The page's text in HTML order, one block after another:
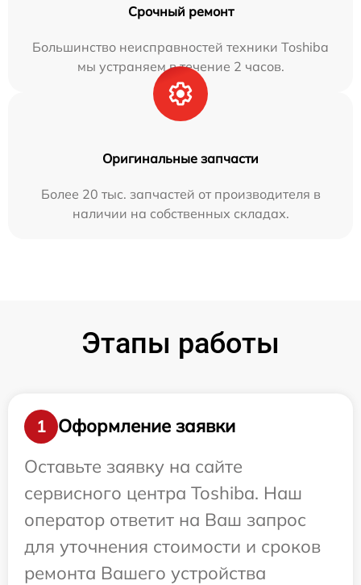
Срочный ремонт
Большинство неисправностей техники Toshiba
мы устраняем в течение 2 часов.
Оригинальные запчасти
Более 20 тыс. запчастей от производителя в
наличии на собственных складах.
Этапы работы
1
Оформление заявки
Оставьте заявку на сайте
сервисного центра Toshiba. Наш
оператор ответит на Ваш запрос
для уточнения стоимости и сроков
ремонта Вашего устройства